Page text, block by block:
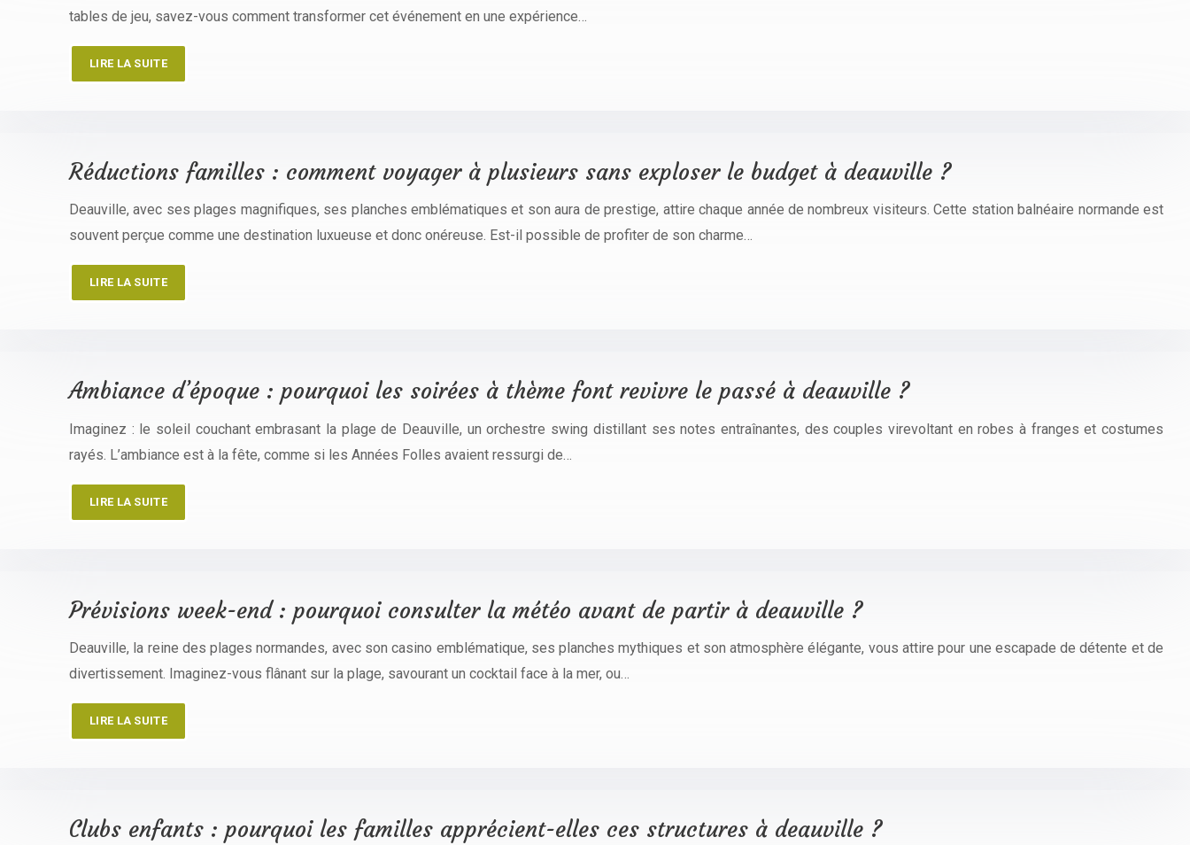
tables de jeu, savez-vous comment transformer cet événement en une expérience…
LIRE LA SUITE
Réductions familles : comment voyager à plusieurs sans exploser le budget à deauville ?
Deauville, avec ses plages magnifiques, ses planches emblématiques et son aura de prestige, attire chaque année de nombreux visiteurs. Cette station balnéaire normande est
souvent perçue comme une destination luxueuse et donc onéreuse. Est-il possible de profiter de son charme…
LIRE LA SUITE
Ambiance d’époque : pourquoi les soirées à thème font revivre le passé à deauville ?
Imaginez : le soleil couchant embrasant la plage de Deauville, un orchestre swing distillant ses notes entraînantes, des couples virevoltant en robes à franges et costumes
rayés. L’ambiance est à la fête, comme si les Années Folles avaient ressurgi de…
LIRE LA SUITE
Prévisions week-end : pourquoi consulter la météo avant de partir à deauville ?
Deauville, la reine des plages normandes, avec son casino emblématique, ses planches mythiques et son atmosphère élégante, vous attire pour une escapade de détente et de
divertissement. Imaginez-vous flânant sur la plage, savourant un cocktail face à la mer, ou…
LIRE LA SUITE
Clubs enfants : pourquoi les familles apprécient-elles ces structures à deauville ?